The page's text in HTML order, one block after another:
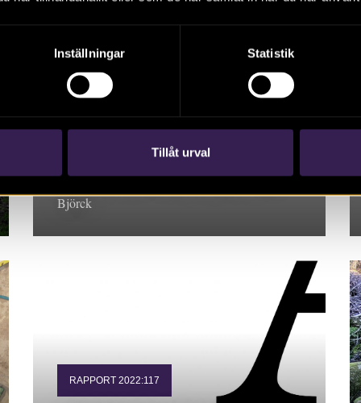
Inställningar Statistik
Tillåt urval
Gärdet söder om Berget
Björck
RAPPORT 2022:117